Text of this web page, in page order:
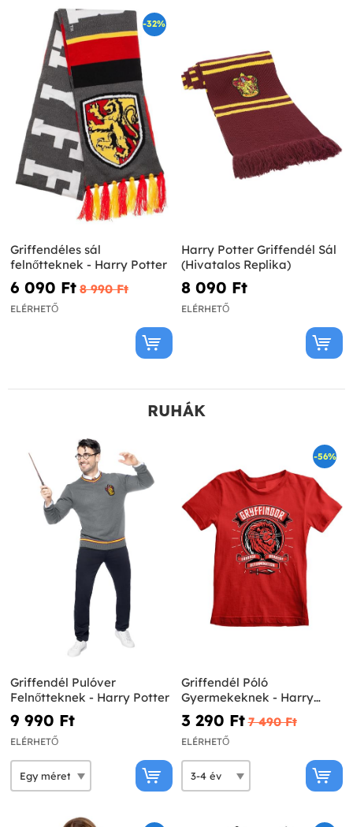
-32%
Griffendéles sál
felnőtteknek - Harry Potter
6 090 Ft‎ 8 990 Ft‎
ELÉRHETŐ
Harry Potter Griffendél Sál
(Hivatalos Replika)
8 090 Ft‎
ELÉRHETŐ
RUHÁK
Griffendél Pulóver
Felnőtteknek - Harry Potter
9 990 Ft‎
ELÉRHETŐ
-56%
Griffendél Póló
Gyermekeknek - Harry
Potter
3 290 Ft‎ 7 490 Ft‎
ELÉRHETŐ